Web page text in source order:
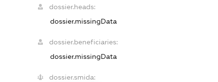
dossier.heads:
dossier.missingData
dossier.beneficiaries:
dossier.missingData
dossier.smida: